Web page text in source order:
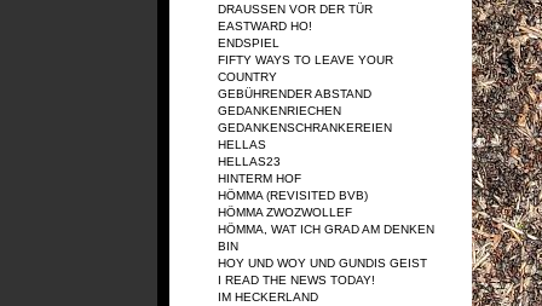
DRAUSSEN VOR DER TÜR
EASTWARD HO!
ENDSPIEL
FIFTY WAYS TO LEAVE YOUR
COUNTRY
GEBÜHRENDER ABSTAND
GEDANKENRIECHEN
GEDANKENSCHRANKEREIEN
HELLAS
HELLAS23
HINTERM HOF
HÖMMA (REVISITED BVB)
HÖMMA ZWOZWOLLEF
HÖMMA, WAT ICH GRAD AM DENKEN
BIN
HOY UND WOY UND GUNDIS GEIST
I READ THE NEWS TODAY!
IM HECKERLAND